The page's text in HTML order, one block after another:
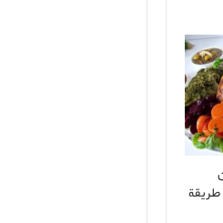
طريقة